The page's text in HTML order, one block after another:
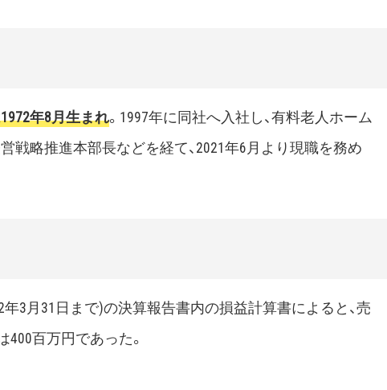
年8月生まれ。1997年に同社へ入社し、有料老人ホーム
戦略推進本部長などを経て、2021年6月より現職を務め
3月31日まで)の決算報告書内の損益計算書によると、売
400百万円であった。